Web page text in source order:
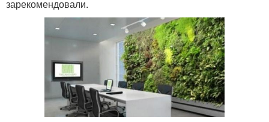
зарекомендовали.